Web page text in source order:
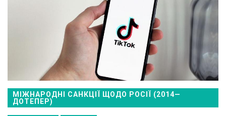
МІЖНАРОДНІ САНКЦІЇ ЩОДО РОСІЇ (2014—
ДОТЕПЕР)